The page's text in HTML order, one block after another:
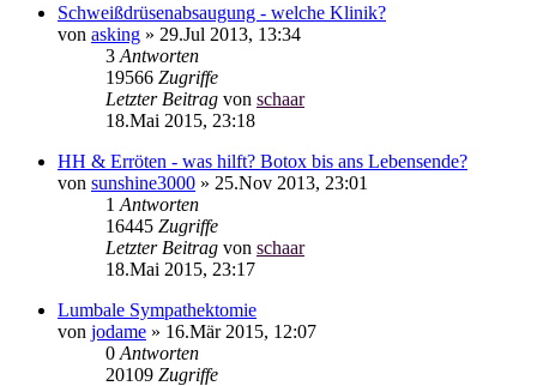
Schweißdrüsenabsaugung - welche Klinik?
von asking » 29.Jul 2013, 13:34
3 Antworten
19566 Zugriffe
Letzter Beitrag von schaar
18.Mai 2015, 23:18
HH & Erröten - was hilft? Botox bis ans Lebensende?
von sunshine3000 » 25.Nov 2013, 23:01
1 Antworten
16445 Zugriffe
Letzter Beitrag von schaar
18.Mai 2015, 23:17
Lumbale Sympathektomie
von jodame » 16.Mär 2015, 12:07
0 Antworten
20109 Zugriffe